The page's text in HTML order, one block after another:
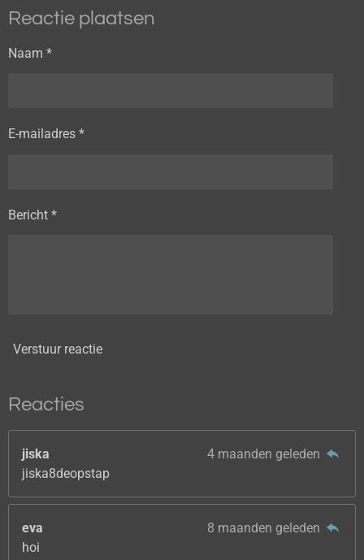
Reactie plaatsen
Naam *
E-mailadres *
Bericht *
Verstuur reactie
Reacties
jiska
4 maanden geleden
jiska8deopstap
eva
8 maanden geleden
hoi